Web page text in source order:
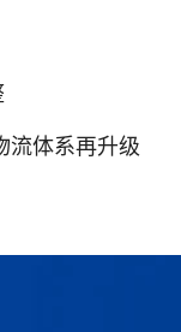
流体系再升级